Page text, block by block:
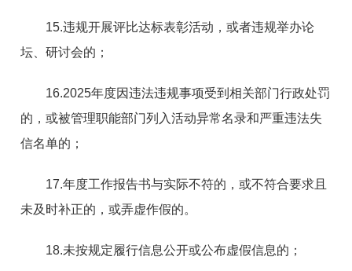
15.违规开展评比达标表彰活动，或者违规举办论
坛、研讨会的；
16.2025年度因违法违规事项受到相关部门行政处罚
的，或被管理职能部门列入活动异常名录和严重违法失
信名单的；
17.年度工作报告书与实际不符的，或不符合要求且
未及时补正的，或弄虚作假的。
18.未按规定履行信息公开或公布虚假信息的；